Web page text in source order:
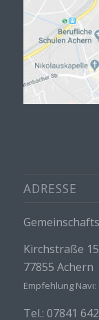
ADRESSE
Kirchstraße
77855 Achern
Empfehlung Navi:
Tel.: 07841